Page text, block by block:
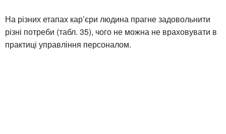
На різних етапах кар’єри людина прагне задовольнити
різні потреби (табл. 35), чого не можна не враховувати в
практиці управління персоналом.